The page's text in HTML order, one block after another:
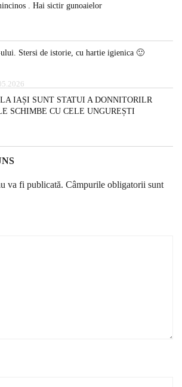
. Hai sictir gunoaielor
Stersi de istorie, cu hartie igienica 🙂
IAȘI SUNT STATUI A DONNITORILR
SCHIMBE CU CELE UNGUREȘTI
va fi publicată. Câmpurile obligatorii sunt